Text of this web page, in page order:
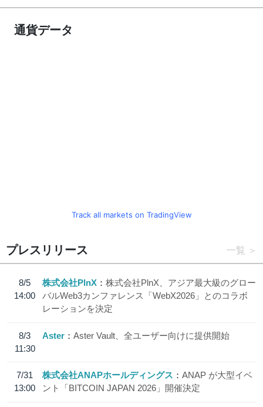
通貨データ
Track all markets on TradingView
プレスリリース 一覧
8/5
14:00
株式会社PlnX
株式会社PlnX、アジア最大級のグロー
バルWeb3カンファレンス「WebX2026」とのコラボ
レーションを決定
8/3
11:30
Aster Aster Vault、全ユーザー向けに提供開始
7/31
13:00
株式会社ANAPホールディングス
ANAP が大型イベ
ント「BITCOIN JAPAN 2026」開催決定